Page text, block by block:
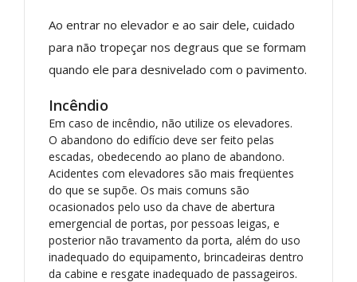
Ao entrar no elevador e ao sair dele, cuidado
para não tropeçar nos degraus que se formam
quando ele para desnivelado com o pavimento.
Incêndio
Em caso de incêndio, não utilize os elevadores.
O abandono do edifício deve ser feito pelas
escadas, obedecendo ao plano de abandono.
Acidentes com elevadores são mais freqüentes
do que se supõe. Os mais comuns são
ocasionados pelo uso da chave de abertura
emergencial de portas, por pessoas leigas, e
posterior não travamento da porta, além do uso
inadequado do equipamento, brincadeiras dentro
da cabine e resgate inadequado de passageiros.